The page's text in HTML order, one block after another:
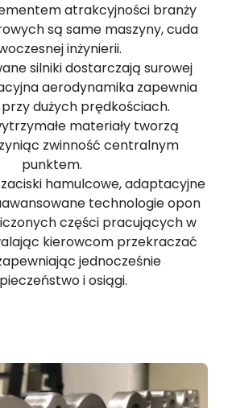
atrakcyjności branży
są same maszyny, cuda
inżynierii.
silniki dostarczają surowej
aerodynamika zapewnia
dużych prędkościach.
materiały tworzą
zwinność centralnym
punktem.
hamulcowe, adaptacyjne
technologie opon
części pracujących w
kierowcom przekraczać
jednocześnie
i osiągi.